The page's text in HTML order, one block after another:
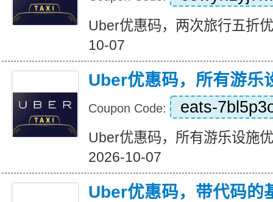
Uber优惠码，两次旅行五折
10-07
Uber优惠码，所有游乐
Coupon Code: eats-
Uber优惠码，所有游乐设施
2026-10-07
Uber优惠码，带代码的